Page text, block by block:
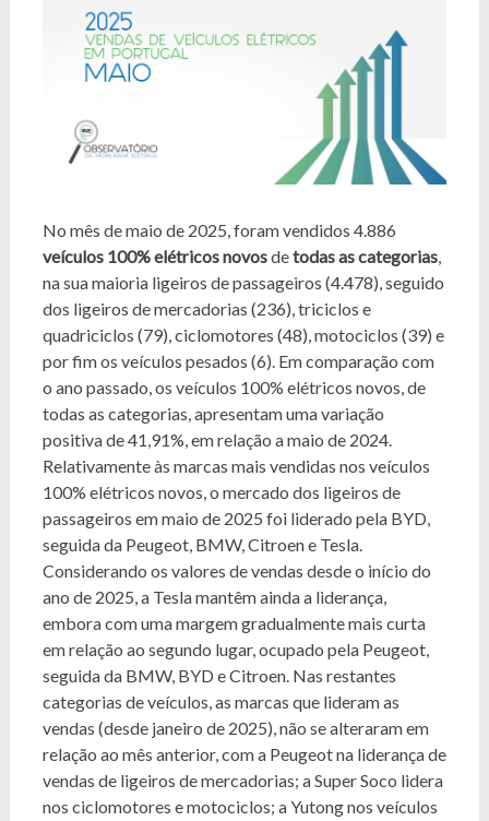
No mês de maio de 2025, foram vendidos 4.886
veículos 100% elétricos novosdetodas as categorias,
na sua maioria ligeiros de passageiros (4.478), seguido
dos ligeiros de mercadorias (236), triciclos e
quadriciclos (79), ciclomotores (48), motociclos (39) e
por fim os veículos pesados (6). Em comparação com
o ano passado, os veículos 100% elétricos novos, de
todas as categorias, apresentam uma variação
positiva de 41,91%, em relação a maio de 2024.
Relativamente às marcas mais vendidas nos veículos
100% elétricos novos, o mercado dos ligeiros de
passageiros em maio de 2025 foi liderado pela BYD,
seguida da Peugeot, BMW, Citroen e Tesla.
Considerando os valores de vendas desde o início do
ano de 2025, a Tesla mantêm ainda a liderança,
embora com uma margem gradualmente mais curta
em relação ao segundo lugar, ocupado pela Peugeot,
seguida da BMW, BYD e Citroen. Nas restantes
categorias de veículos, as marcas que lideram as
vendas (desde janeiro de 2025), não se alteraram em
relação ao mês anterior, com a Peugeot na liderança de
vendas de ligeiros de mercadorias; a Super Soco lidera
nos ciclomotores e motociclos; a Yutong nos veículos